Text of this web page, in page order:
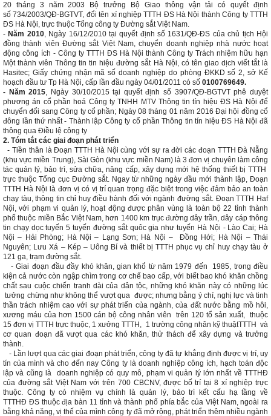
20 tháng 3 năm 2003 Bộ trưởng Bộ Giao thông vận tải có quyết định
số 734/2003/QĐ-BGTVT, đổi tên xí nghiệp TTTH ĐS Hà Nội thành Công ty TTTH
ĐS Hà Nội, trực thuộc Tổng công ty Đường sắt Việt Nam.
- Năm 2010, Ngày 16/12/2010 tại quyết định số 1631/QĐ-ĐS của chủ tịch Hội
đồng thành viên Đường sắt Việt Nam, chuyển doanh nghiệp nhà nước hoạt
động công ích - Công ty TTTH ĐS Hà Nội thành Công ty Trách nhiệm hữu hạn
Một thành viên Thông tin tin hiệu đường sắt Hà Nội, có tên giao dịch viết tắt là
Hasitec; Giấy chứng nhận mã số doanh nghiệp do phòng ĐKKD số 2, sở Kế
hoạch đầu tư Tp Hà Nội, cấp lần đầu ngày 04/01/2011 có số 0100769649.
- Năm 2015, Ngày 30/10/2015 tại quyết định số 3907/QĐ-BGTVT phê duyệt
phương án cổ phần hoá Công ty TNHH MTV Thông tin tín hiệu ĐS Hà Nội để
chuyển đổi sang Công ty cổ phần; Ngày 08 tháng 01 năm 2016 Đại hội đồng cổ
đông lần thứ nhất - Thành lập Công ty cổ phần Thông tin tín hiệuĐS Hà Nội đã
thông qua Điều lệ công ty
2. Tóm tắt các giai đoạn phát triển
- Tiền thân là Đoạn TTTH Hà Nội cùng với sự ra đời các đoạn TTTH Đà Nẵng
(khu vực miền Trung), Sài Gòn (khu vực miền Nam) là 3 đơn vị chuyên làm công
tác quản lý, bảo trì, sửa chữa, nâng cấp, xây dựng mới hệ thống thiết bị TTTH
trực thuộc Tổng cục Đường sắt. Ngay từ những ngày đầu mới thành lập, Đoạn
TTTH Hà Nội là đơn vị có vị trí quan trọng đặc biệt trong việc đảm bảo an toàn
chạy tàu, thông tin chỉ huy điều hành đối với ngành đường sắt. Đoạn TTTH Haf
Nội, với phạm vi quản lý, hoạt động được phân vùng là toàn bộ 22 tỉnh thành
phố thuộc miền Bắc Việt Nam, hơn 1400 km trục đường dây trần, dây cáp thông
tin chạy dọc tuyến 5 tuyến đường sắt quôc gia như tuyến Hà Nội - Lào Cai; Hà
Nội – Hải Phòng; Hà Nội – Lạng Sơn; Hà Nội – Đồng Hới; Hà Nội – Thái
Nguyên; Lưu Xá – Kép – Uông Bí và thiết bị TTTH phục vụ chỉ huy chạy tàu ở
121 ga, trạm đường sắt.
- Giai đoạn đầu đầy khó khăn, gian khổ từ năm 1979 đến 1985, trong điều
kiện cả nước còn ngập chìm trong cơ chế bao cấp, với biết bao khó khăn chồng
chất sau cuộc chiến tranh dài của dân tộc, những khó khăn này có những lúc
tưởng chừng như không thể vượt qua được; nhưng bằng ý chí, nghị lực và tinh
thần trách nhiệm cao với sự phát triển của ngành, của đất nước bằng mồ hôi,
xương máu của hơn 1500 cán bộ công nhân viên trên 120 tổ sản xuất, thuộc
15 đơn vị TTTH trực thuộc, 1 xưởng TTTH, 1 trường công nhân kỹ thuậtTTTH và
cơ quan đoạn đã vượt qua các khó khăn, thử thách để xây dựng và trưởng
thành.
- Lần lượt qua các giai đoạn phát triển, công ty đã tự khẳng định được vị trí, uy
tín của mình và cho đến nay Công ty là doanh nghiệp công ích, hạch toán độc
lập và cũng là doanh nghiệp có quy mô, phạm vi quản lý lớn nhất về TTTHĐ
của đường sắt Việt Nam với trên 700 CBCNV, được bố trí tại 8 xí nghiệp trực
thuộc. Công ty có nhiệm vụ chính là quản lý, bảo trì kết cấu hạ tầng về
TTTHĐ ĐS thuộc địa bàn 11 tỉnh và thành phố phía bắc của Việt Nam, ngoài ra
bằng khả năng, vị thế của mình công ty đã mở rộng, phát triển thêm nhiều ngành